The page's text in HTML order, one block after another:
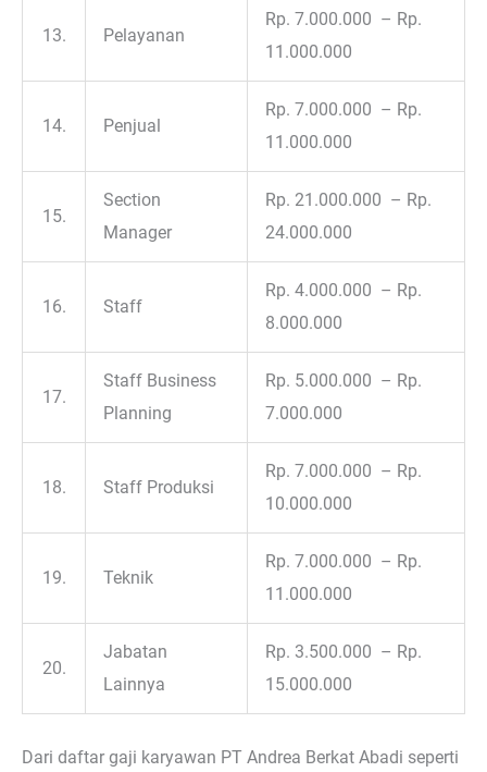
13. Pelayanan
Rp. 7.000.000 – Rp.
11.000.000
14. Penjual
Rp. 7.000.000 – Rp.
11.000.000
15.
Section
Manager
Rp. 21.000.000 – Rp.
24.000.000
16. Staff
Rp. 4.000.000 – Rp.
8.000.000
17.
Staff Business
Planning
Rp. 5.000.000 – Rp.
7.000.000
18. Staff Produksi
Rp. 7.000.000 – Rp.
10.000.000
19. Teknik
Rp. 7.000.000 – Rp.
11.000.000
20.
Jabatan
Lainnya
Rp. 3.500.000 – Rp.
15.000.000
Dari daftar gaji karyawan PT Andrea Berkat Abadi seperti